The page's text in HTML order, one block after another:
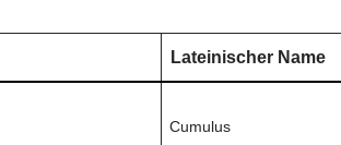
Lateinischer Name
Cumulus